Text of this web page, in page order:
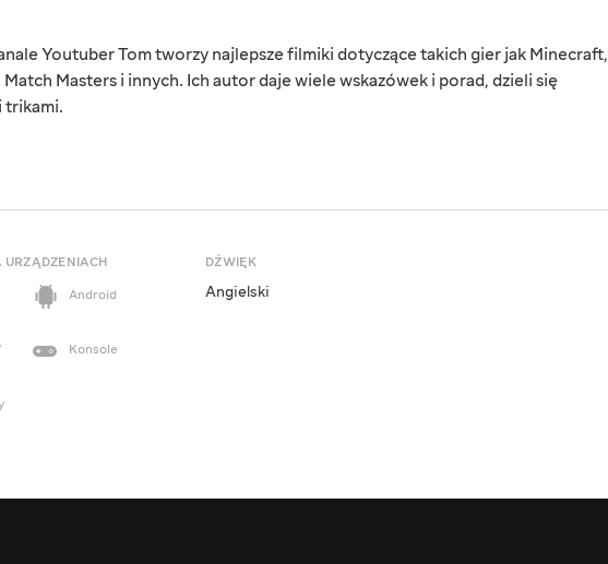
Youtuber Tom tworzy najlepsze filmiki dotyczące takich gier jak Minecraft,
Match Masters i innych. Ich autor daje wiele wskazówek i porad, dzieli się
trikami.
URZĄDZENIACH
Android
Konsole
DŹWIĘK
Angielski